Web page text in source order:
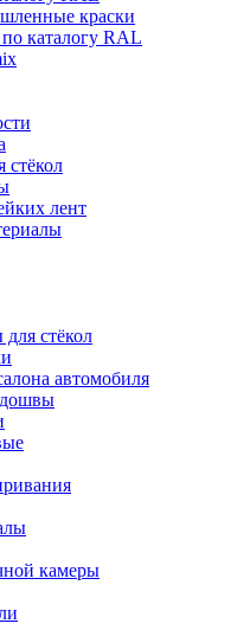
краски
каталогу RAL
стёкол
лент
стёкол
автомобиля
камеры